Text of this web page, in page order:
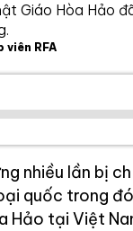
Giáo Hòa Hảo
viên RFA
nhiều lần bị
quốc trong
Hảo tại Việt